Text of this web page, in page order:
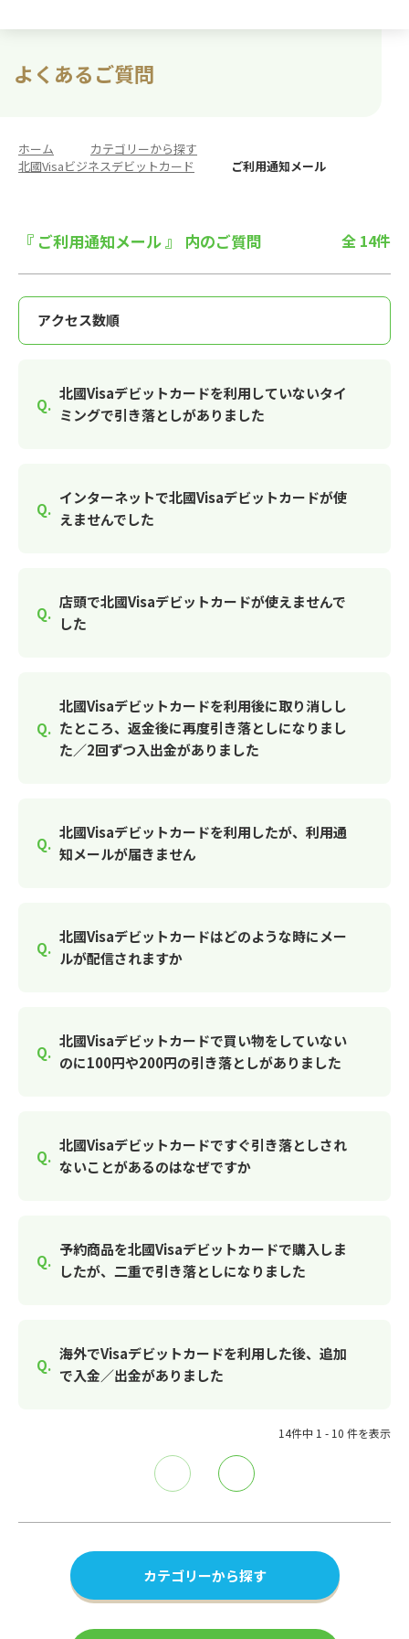
よくあるご質問
ホーム カテゴリーから探す
北國Visaビジネスデビットカード
ご利用通知メール
『 ご利用通知メール 』 内のご質問 全 14件
北國Visaデビットカードを利用していないタイ
ミングで引き落としがありました
インターネットで北國Visaデビットカードが使
えませんでした
店頭で北國Visaデビットカードが使えませんで
した
北國Visaデビットカードを利用後に取り消しし
たところ、返金後に再度引き落としになりまし
た／2回ずつ入出金がありました
北國Visaデビットカードを利用したが、利用通
知メールが届きません
北國Visaデビットカードはどのような時にメー
ルが配信されますか
北國Visaデビットカードで買い物をしていない
のに100円や200円の引き落としがありました
北國Visaデビットカードですぐ引き落としされ
ないことがあるのはなぜですか
予約商品を北國Visaデビットカードで購入しま
したが、二重で引き落としになりました
海外でVisaデビットカードを利用した後、追加
で入金／出金がありました
14件中 1 - 10 件を表示
カテゴリーから探す